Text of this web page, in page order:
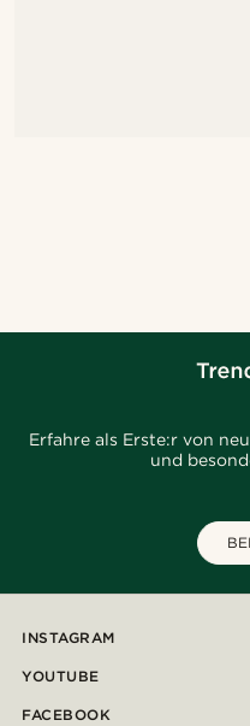
Erfahre als Erste:r von
und
INSTAGRAM
YOUTUBE
FACEBOOK